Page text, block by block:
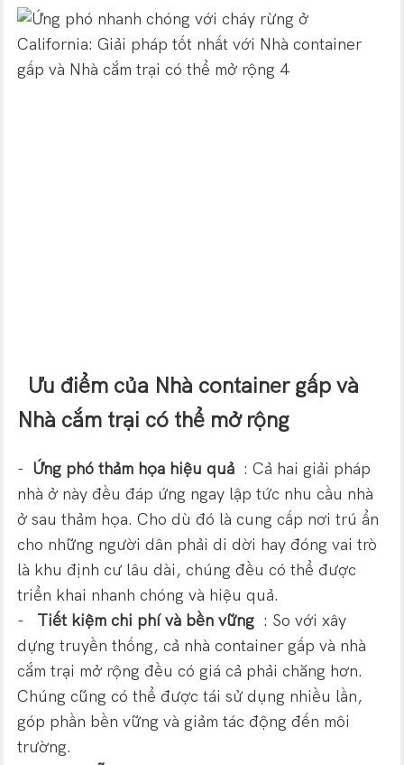
Ưu điểm của Nhà container gấp và
Nhà cắm trại có thể mở rộng
- Ứng phó thảm họa hiệu quả : Cả hai giải pháp
nhà ở này đều đáp ứng ngay lập tức nhu cầu nhà
ở sau thảm họa. Cho dù đó là cung cấp nơi trú ẩn
cho những người dân phải di dời hay đóng vai trò
là khu định cư lâu dài, chúng đều có thể được
triển khai nhanh chóng và hiệu quả.
-
Tiết kiệm chi phí và bền vững : So với xây
dựng truyền thống, cả nhà container gấp và nhà
cắm trại mở rộng đều có giá cả phải chăng hơn.
Chúng cũng có thể được tái sử dụng nhiều lần,
góp phần bền vững và giảm tác động đến môi
trường.